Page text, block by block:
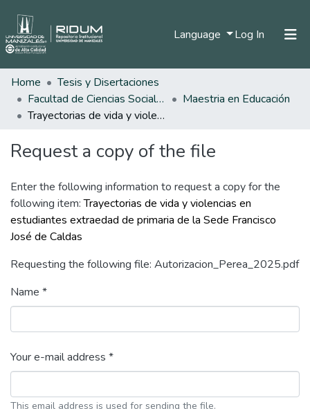
Language Log In (current)
Home
Tesis y Disertaciones
Facultad de Ciencias Sociales y Humanas
Maestria en Educación
Trayectorias de vida y violencias en estudiantes extraedad de primaria de la Sede Francisco José de Caldas
Request a copy of the file
Enter the following information to request a copy for the
following item:Trayectorias de vida y violencias en
estudiantes extraedad de primaria de la Sede Francisco
José de Caldas
Requesting the following file: Autorizacion_Perea_2025.pdf
Name *
Your e-mail address *
This email address is used for sending the file.